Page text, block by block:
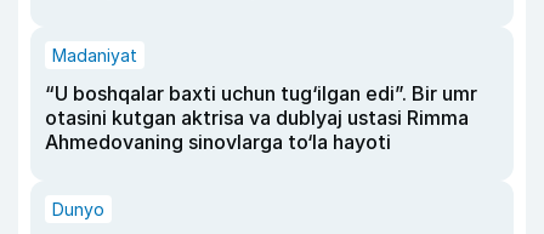
Madaniyat
“U boshqalar baxti uchun tug‘ilgan edi”. Bir umr
otasini kutgan aktrisa va dublyaj ustasi Rimma
Ahmedovaning sinovlarga to‘la hayoti
Dunyo